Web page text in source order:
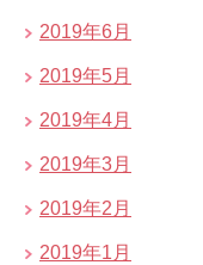
2019年6月
2019年5月
2019年4月
2019年3月
2019年2月
2019年1月